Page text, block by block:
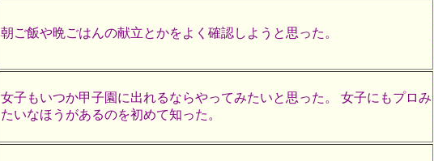
朝ご飯や晩ごはんの献立とかをよく確認しようと思った。
女子もいつか甲子園に出れるならやってみたいと思った。 女子にもプロみ
たいなほうがあるのを初めて知った。